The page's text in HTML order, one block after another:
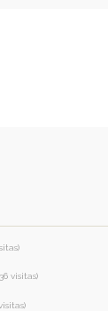
visitas)